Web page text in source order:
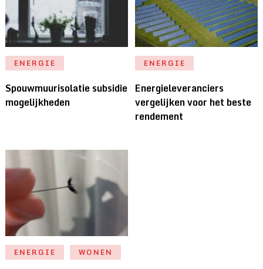
ENERGIE
Spouwmuurisolatie subsidie
mogelijkheden
ENERGIE
Energieleveranciers
vergelijken voor het beste
rendement
ENERGIE WONEN